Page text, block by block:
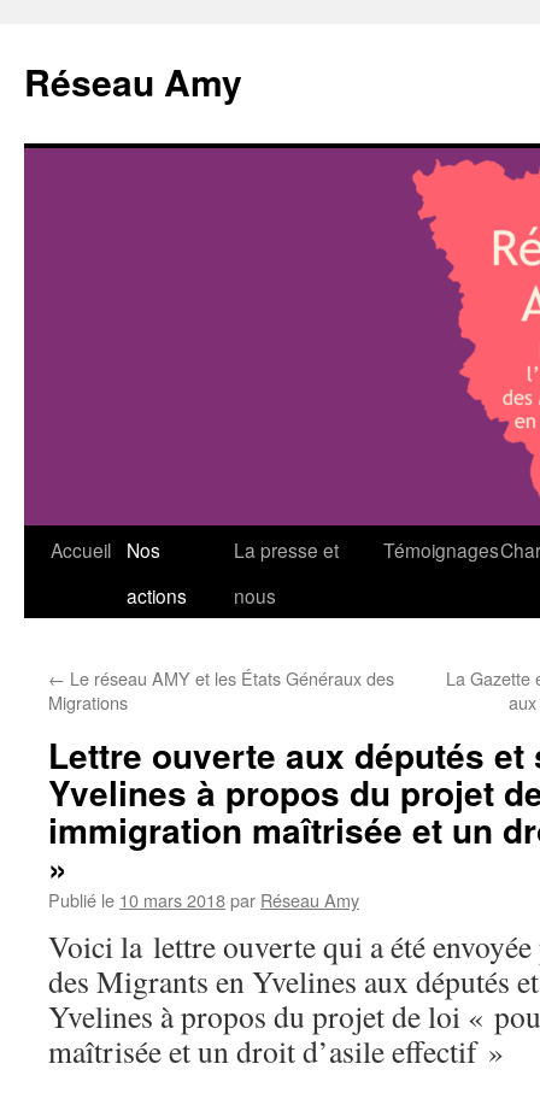
contenu
Réseau Amy
Accueil
Nos
actions
La presse et
nous
Témoignages
← Le réseau AMY et les États Généraux des
Migrations
La Gazette
Lettre ouverte aux députés et
Yvelines à propos du projet
immigration maîtrisée et un
»
Publié le 10 mars 2018par Réseau Amy
Voici la lettre ouverte qui a été
des Migrants en Yvelines aux députés
Yvelines à propos du projet de loi «
maîtrisée et un droit d’asile effectif »